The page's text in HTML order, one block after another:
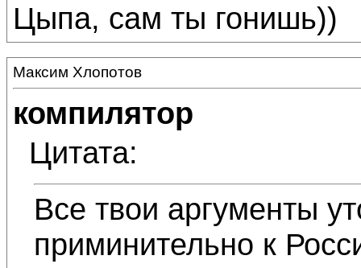
Цыпа, сам ты гонишь))
Максим Хлопотов
компилятор
Цитата:
Все твои аргументы
приминительно к